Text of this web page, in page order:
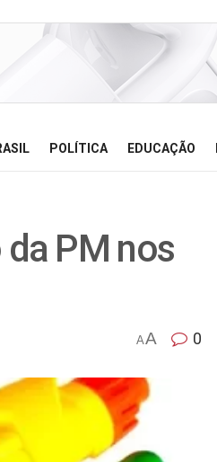
POLÍTICA EDUCAÇÃO
da PM nos
AA 0